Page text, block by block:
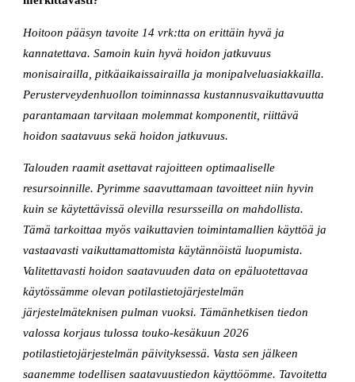
Hoitoon pääsyn tavoite 14 vrk:tta on erittäin hyvä ja
kannatettava. Samoin kuin hyvä hoidon jatkuvuus
monisairailla, pitkäaikaissairailla ja monipalveluasiakkailla.
Perusterveydenhuollon toiminnassa kustannusvaikuttavuutta
parantamaan tarvitaan molemmat komponentit, riittävä
hoidon saatavuus sekä hoidon jatkuvuus.
Talouden raamit asettavat rajoitteen optimaaliselle
resursoinnille. Pyrimme saavuttamaan tavoitteet niin hyvin
kuin se käytettävissä olevilla resursseilla on mahdollista.
Tämä tarkoittaa myös vaikuttavien toimintamallien käyttöä ja
vastaavasti vaikuttamattomista käytännöistä luopumista.
Valitettavasti hoidon saatavuuden data on epäluotettavaa
käytössämme olevan potilastietojärjestelmän
järjestelmäteknisen pulman vuoksi. Tämänhetkisen tiedon
valossa korjaus tulossa touko-kesäkuun 2026
potilastietojärjestelmän päivityksessä. Vasta sen jälkeen
saanemme todellisen saatavuustiedon käyttöömme. Tavoitetta